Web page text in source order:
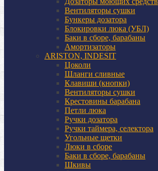
Вентиляторы сушки
Бункеры дозатора
Блокировки люка (УБЛ)
Баки в сборе, барабаны
Амортизаторы
ARISTON, INDESIT
Цоколи
Шланги сливные
Клавиши (кнопки)
Вентиляторы сушки
Крестовины барабана
Петли люка
Ручки дозатора
Ручки таймера, селектора
Угольные щетки
Люки в сборе
Баки в сборе, барабаны
Шкивы